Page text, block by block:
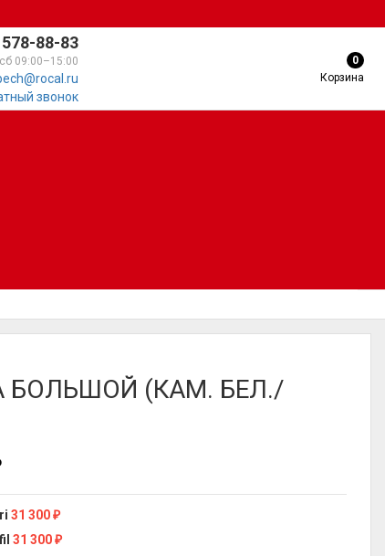
88-83
09:00–15:00
звонок
0
Корзина
БОЛЬШОЙ (КАМ. БЕЛ./
31 300₽
31 300₽